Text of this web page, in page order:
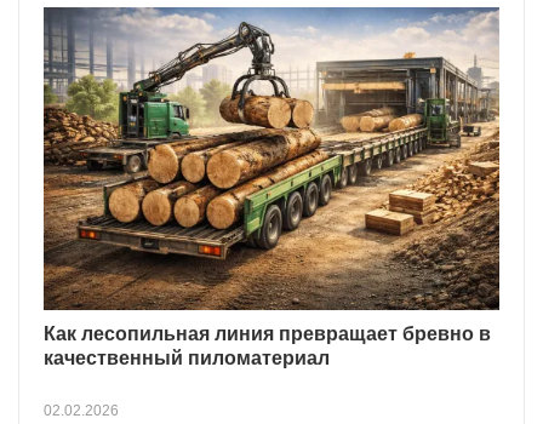
Как лесопильная линия превращает бревно в
качественный пиломатериал
02.02.2026